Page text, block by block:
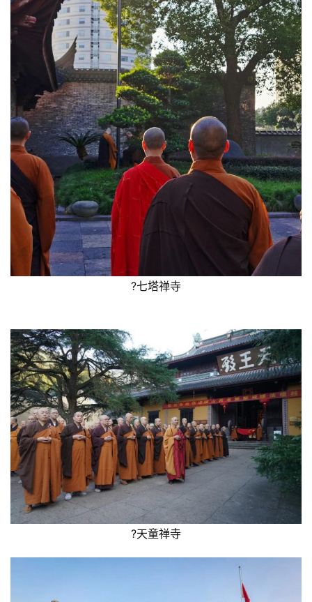
资
讯
八
僧
音
僧
心
乐
菩
提
专
题
公
益
慈
?七塔禅寺
?天童禅寺